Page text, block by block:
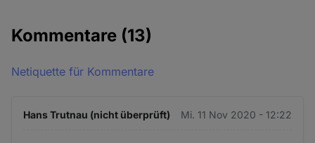
Kommentare (13)
Netiquette für Kommentare
Hans Trutnau (nicht überprüft) Mi. 11 Nov 2020 - 12:22